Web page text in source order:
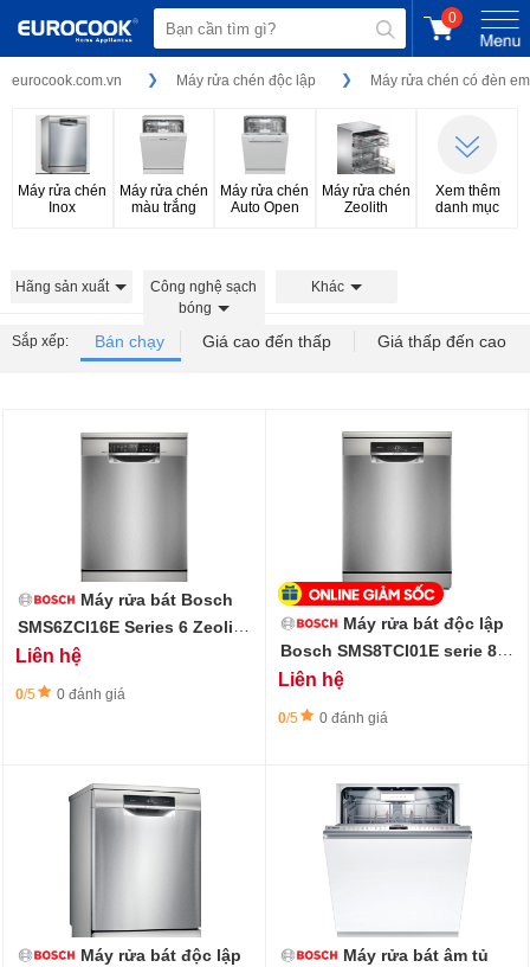
0
eurocook.com.vn Máy rửa chén độc lập Máy rửa chén có đèn
Máy rửa chén
Inox
Máy rửa chén
màu trắng
Máy rửa chén
Auto Open
Máy rửa chén
Zeolith
Xem thêm
danh mục
Hãng sản xuất
Công nghệ sạch
bóng
Khác
Sắp xếp: Bán chạy Giá cao đến thấp Giá thấp đến cao
Máy rửa bát Bosch
SMS6ZCI16E Series 6 Zeolith
có đèn InteriorLight
Liên hệ
0/5 0 đánh giá
Máy rửa bát độc lập
Bosch SMS8TCI01E serie 8 -
Sấy Zeolith, Tự động mở
Liên hệ
0/5 0 đánh giá
Máy rửa bát độc lập
Máy rửa bát âm tủ